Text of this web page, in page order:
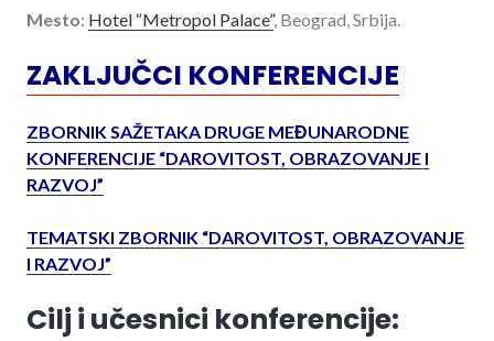
Mesto: Hotel “Metropol Palace”, Beograd, Srbija.
ZAKLJUČCI KONFERENCIJE
ZBORNIK SAŽETAKA DRUGE MEĐUNARODNE
KONFERENCIJE “DAROVITOST, OBRAZOVANJE I
RAZVOJ”
TEMATSKI ZBORNIK “DAROVITOST, OBRAZOVANJE
I RAZVOJ”
Cilj i učesnici konferencije: